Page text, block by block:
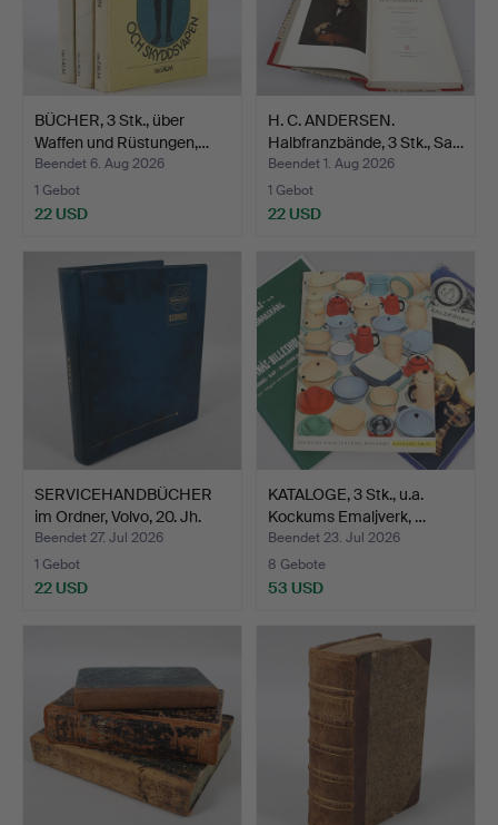
BÜCHER, 3 Stk., über
Waffen und Rüstungen,…
Beendet 6. Aug 2026
1 Gebot
22 USD
H. C. ANDERSEN.
Halbfranzbände, 3 Stk., Sa…
Beendet 1. Aug 2026
1 Gebot
22 USD
SERVICEHANDBÜCHER
im Ordner, Volvo, 20. Jh.
Beendet 27. Jul 2026
1 Gebot
22 USD
KATALOGE, 3 Stk., u.a.
Kockums Emaljverk, …
Beendet 23. Jul 2026
8 Gebote
53 USD